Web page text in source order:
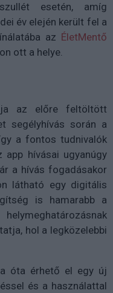
esetén, amíg
év elején került fel a
az ÉletMentő
ott a helye.
az előre feltöltött
segélyhívás során a
a fontos tudnivalók
app hívásai ugyanúgy
a hívás fogadásakor
látható egy digitális
is hamarabb a
hol a legközelebbi
óta érhető el egy új
és a használattal